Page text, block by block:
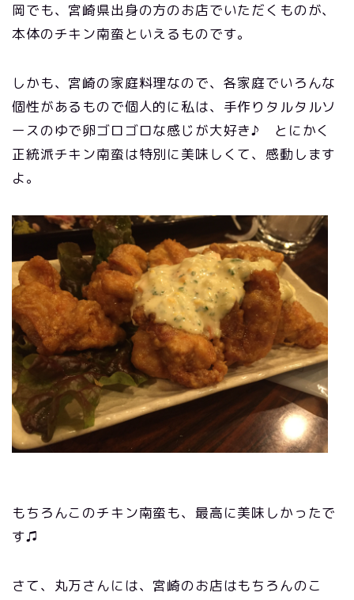
岡でも、宮崎県出身の方のお店でいただくものが、
本体のチキン南蛮といえるものです。
しかも、宮崎の家庭料理なので、各家庭でいろんな
個性があるもので個人的に私は、手作りタルタルソ
ースのゆで卵ゴロゴロな感じが大好き♪ とにかく
正統派チキン南蛮は特別に美味しくて、感動します
よ。
もちろんこのチキン南蛮も、最高に美味しかったで
す♫
さて、丸万さんには、宮崎のお店はもちろんのこ